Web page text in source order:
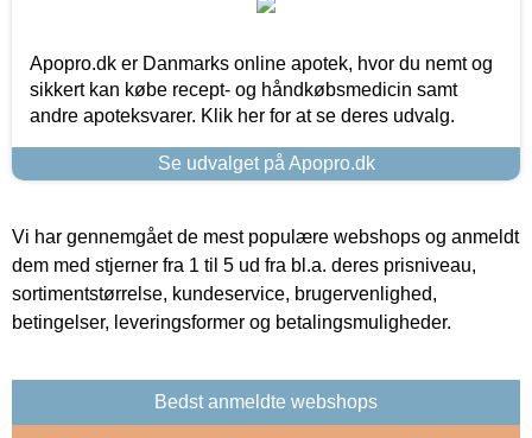
Apopro.dk er Danmarks online apotek, hvor du nemt og
sikkert kan købe recept- og håndkøbsmedicin samt
andre apoteksvarer. Klik her for at se deres udvalg.
Se udvalget på Apopro.dk
Vi har gennemgået de mest populære webshops og anmeldt
dem med stjerner fra 1 til 5 ud fra bl.a. deres prisniveau,
sortimentstørrelse, kundeservice, brugervenlighed,
betingelser, leveringsformer og betalingsmuligheder.
Bedst anmeldte webshops